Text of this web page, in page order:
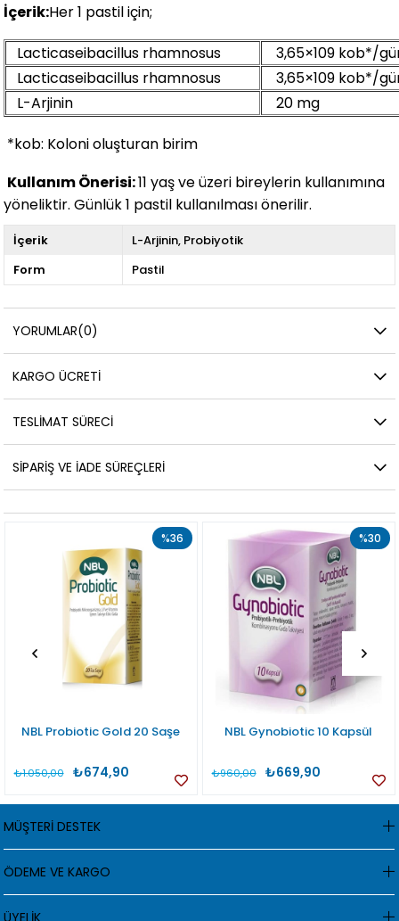
İçerik:Her 1 pastil için;
Lacticaseibacillus rhamnosus
3,65×109
Lacticaseibacillus rhamnosus
3,65×109 kob*/
L-Arjinin
20 mg
*kob: Koloni oluşturan birim
Kullanım Önerisi:11 yaş ve üzeri bireylerin kullanımına
yöneliktir. Günlük 1 pastil kullanılması önerilir.
İçerik L-Arjinin Probiyotik
Form
Pastil
YORUMLAR(0)
KARGO ÜCRETI
TESLIMAT SÜRECI
SIPARIŞ VE İADE SÜREÇLERI
NBL Probiotic Gold 20 Saşe
₺674,90
₺1.050,00
%36
NBL Gynobiotic 10 Kapsül
₺669,90
₺960,00
%30
MÜŞTERİ DESTEK
ÖDEME VE KARGO
ÜYELİK